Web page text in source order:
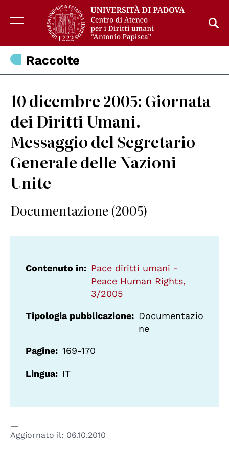
Raccolte
10 dicembre 2005: Giornata
dei Diritti Umani.
Messaggio del Segretario
Generale delle Nazioni
Unite
Documentazione (2005)
Contenuto in
Pace diritti umani -
Peace Human Rights,
3/2005
Tipologia pubblicazione
Documentazio
ne
Pagine 169-170
Lingua IT
Aggiornato il: 06.10.2010